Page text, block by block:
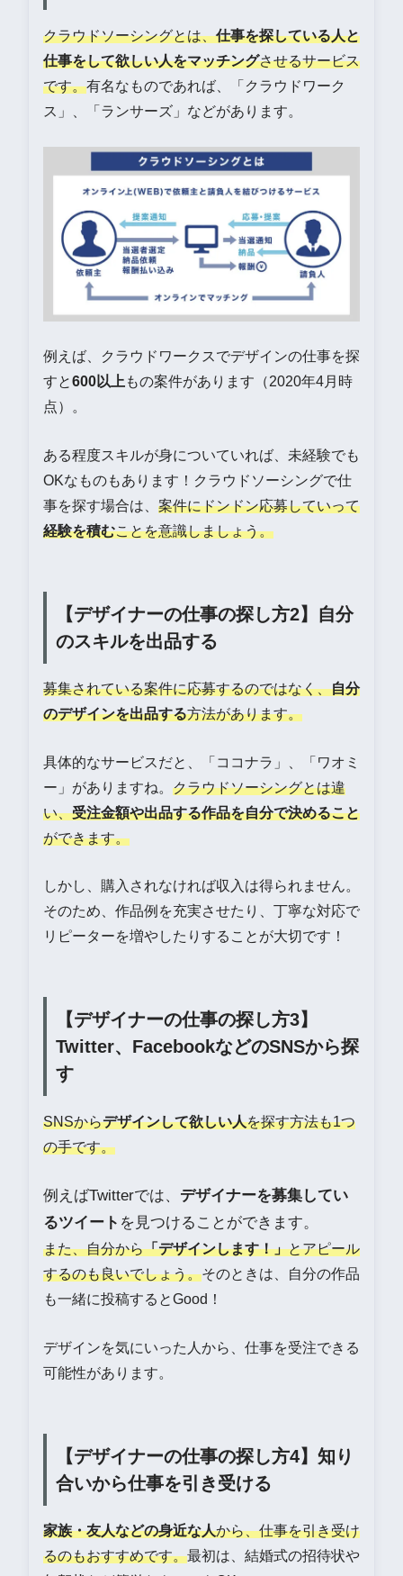
クラウドソーシングとは、仕事を探している人と
仕事をして欲しい人をマッチングさせるサービス
です。有名なものであれば、「クラウドワーク
ス」、「ランサーズ」などがあります。
例えば、クラウドワークスでデザインの仕事を探
すと600以上 もの案件があります（2020年4月時
点）。
ある程度スキルが身についていれば、未経験でも
OKなものもあります！クラウドソーシングで仕
事を探す場合は、 案件にドンドン応募していって
経験を積むことを意識しましょう。
【デザイナーの仕事の探し方2】自分
のスキルを出品する
募集されている案件に応募するのではなく、自分
のデザインを出品する方法があります。
具体的なサービスだと、「ココナラ」、「ワオミ
ー」がありますね。 クラウドソーシングとは違
い、受注金額や出品する作品を自分で決めること
ができます。
しかし、購入されなければ収入は得られません。
そのため、作品例を充実させたり、丁寧な対応で
リピーターを増やしたりすることが大切です！
【デザイナーの仕事の探し方3】
Twitter、FacebookなどのSNSから探
す
SNSからデザインして欲しい人を探す方法も1つ
の手です。
例えばTwitterでは、 デザイナーを募集してい
るツイート を見つけることができます。
また、自分から「デザインします！」とアピール
するのも良いでしょう。そのときは、自分の作品
も一緒に投稿するとGood！
デザインを気にいった人から、仕事を受注できる
可能性があります。
【デザイナーの仕事の探し方4】知り
合いから仕事を引き受ける
家族・友人などの身近な人から、仕事を引き受け
るのもおすすめです。最初は、結婚式の招待状や